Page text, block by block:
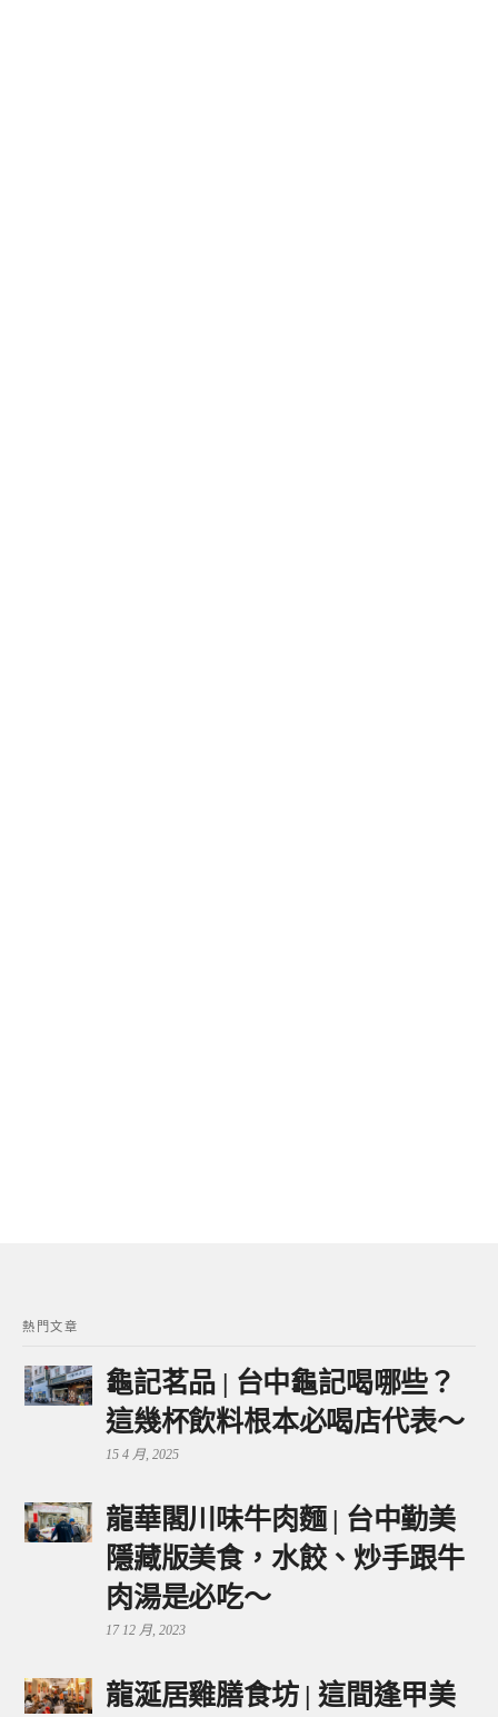
熱門文章
龜記茗品 | 台中龜記喝哪些？
這幾杯飲料根本必喝店代表～
15 4 月, 2025
龍華閣川味牛肉麵 | 台中勤美
隱藏版美食，水餃、炒手跟牛
肉湯是必吃～
17 12 月, 2023
龍涎居雞膳食坊 | 這間逢甲美